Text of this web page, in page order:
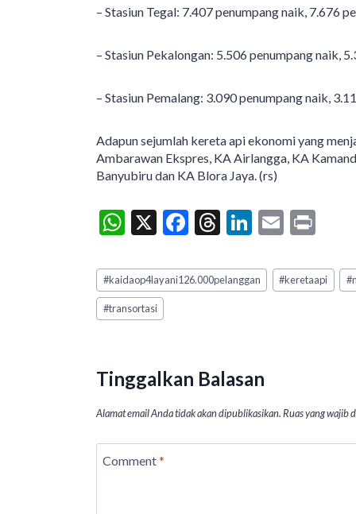
– Stasiun Tegal: 7.407 penumpang naik, 7.676
– Stasiun Pekalongan: 5.506 penumpang naik,
– Stasiun Pemalang: 3.090 penumpang naik,
Adapun sejumlah kereta api ekonomi yang
Ambarawan Ekspres, KA Airlangga, KA
Banyubiru dan KA Blora Jaya. (rs)
W
at
s
A
p
X
F
e
b
k
T
ea
ds
Li
ke
dI
E
ai
l
t
Post
Tags:
#kaidaop4layani126.000pelanggan #keretaapi #
#transortasi
Tinggalkan Balasan
Alamat email Anda tidak akan dipublikasikan.Ruas yang wajib
Comment*